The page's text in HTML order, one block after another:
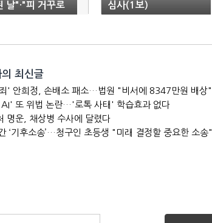
날"·"피 거꾸로
심사(1보)
최신글
' 안희정, 손배소 패소…법원 "비서에 8347만원 배상"
또 위법 논란…'로톡 사태' 학습효과 없다
명운, 채상병 수사에 달렸다
‘기후소송’…청구인 초등생 "미래 결정할 중요한 소송"